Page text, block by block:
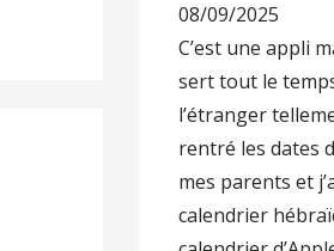
08/09/2025
C’est une appli
sert tout le
l’étranger
rentré les dates
mes parents et
calendrier